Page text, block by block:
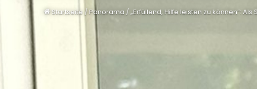
Startseite / Panorama /„Erfüllend, Hilfe leisten zu können“: